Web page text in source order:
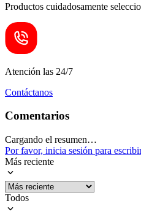
Productos cuidadosamente
Atención las 24/7
Contáctanos
Comentarios
Cargando el resumen…
Por favor, inicia sesión para
Más reciente
Todos